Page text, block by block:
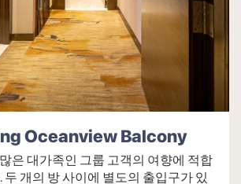
연기 경보 시스템
스
(요청 시/추가 요금)
Oceanview Balcony
은 대가족인 그룹 고객의 여향에 적합
두 개의 방 사이에 별도의 출입구가 있